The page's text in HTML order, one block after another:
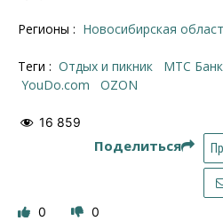
Регионы : Новосибирская
Теги : отдых и пикник МТС Банк
YouDo.com
OZON
16 859
Поделиться
0 0